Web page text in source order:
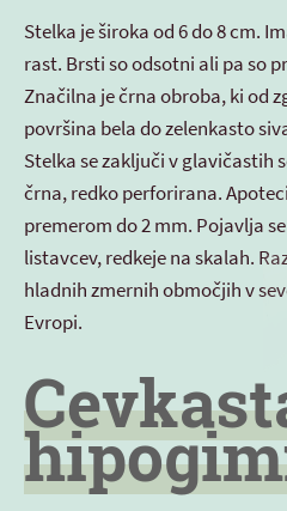
Stelka je široka od 6 do 8 cm.
rast. Brsti so odsotni ali pa so
Značilna je črna obroba, ki od
površina bela do zelenkasto
Stelka se zaključi v glavičastih
črna, redko perforirana.
premerom do 2 mm. Pojavlja
listavcev, redkeje na skalah.
hladnih zmernih območjih v
Evropi.